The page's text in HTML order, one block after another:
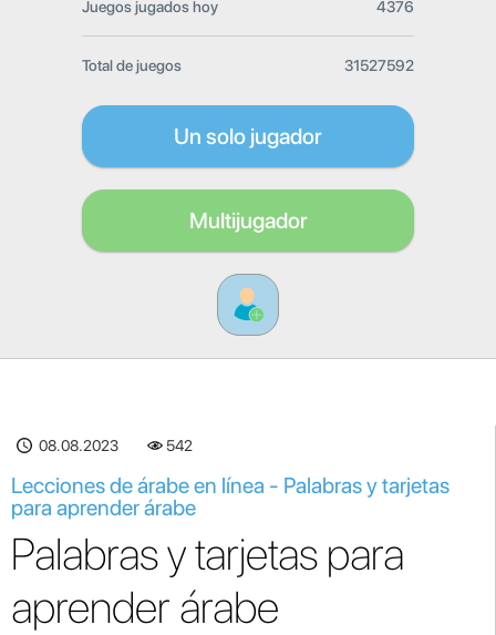
Juegos jugados hoy 4376
Total de juegos 31527592
Un solo jugador
Multijugador
08.08.2023 542
Lecciones de árabe en línea - Palabras y tarjetas
para aprender árabe
Palabras y tarjetas para
aprender árabe